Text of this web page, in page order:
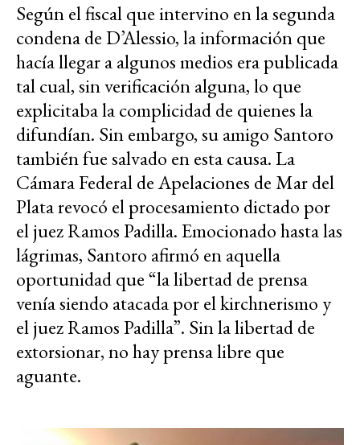
Según el fiscal que intervino en la segunda
condena de D’Alessio, la información que
hacía llegar a algunos medios era publicada
tal cual, sin verificación alguna, lo que
explicitaba la complicidad de quienes la
difundían. Sin embargo, su amigo Santoro
también fue salvado en esta causa. La
Cámara Federal de Apelaciones de Mar del
Plata revocó el procesamiento dictado por
el juez Ramos Padilla. Emocionado hasta las
lágrimas, Santoro afirmó en aquella
oportunidad que “la libertad de prensa
venía siendo atacada por el kirchnerismo y
el juez Ramos Padilla”. Sin la libertad de
extorsionar, no hay prensa libre que
aguante.